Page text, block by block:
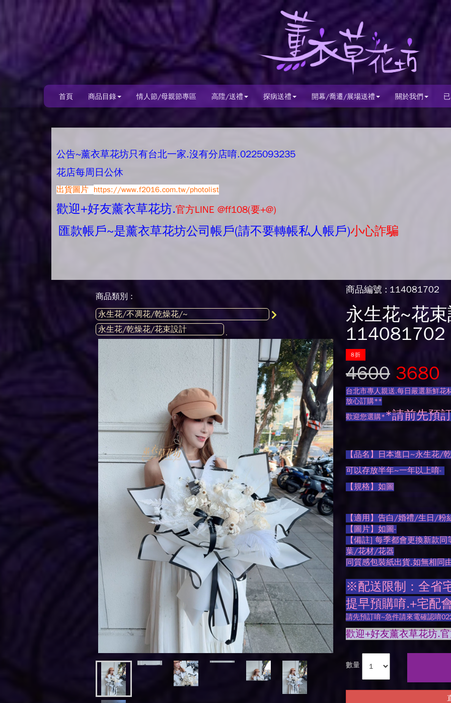
首頁 商品目錄 情人節/母親節專區 高陞/送禮 探病送禮 開幕/喬遷/展場送禮 關於我們
公告~薰衣草花坊只有台北一家.沒有分店唷.0225093235
花店每周日公休
出貨圖片 https://www.f2016.com.tw/photolist
歡迎+好友薰衣草花坊.官方LINE @ff108(要+@)
匯款帳戶~是薰衣草花坊公司帳戶(請不要轉帳私人帳戶)小心詐騙
商品類別 :
商品編號 : 114081702
永生花~花
114081702
8折
4600 3680
台北市專人親送.每日嚴選新鮮花
放心訂購**
歡迎您選購**請前先預
【品名】日本進口~永生花/
可以存放半年~一年以上唷-
【規格】如圖
【適用】告白/婚禮/生日/
【圖片】如圖-
【備註] 每季都會更換新款
葉/花材/花器
同質感包裝紙出貨.如無相同
※配送限制：全省
提早預購唷.+宅配
請先預訂唷~急件請來電確認唷
歡迎+好友薰衣草花坊.
數量